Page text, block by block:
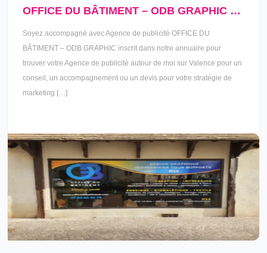
OFFICE DU BÂTIMENT – ODB GRAPHIC à Valence
Soyez accompagné avec Agence de publicité OFFICE DU
BÂTIMENT – ODB GRAPHIC inscrit dans notre annuaire pour
trouver votre Agence de publicité autour de moi sur Valence pour un
conseil, un accompagnement ou un devis pour votre stratégie de
marketing […]